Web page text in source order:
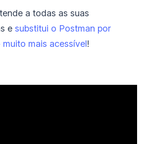
a todas as suas
esubstitui o Postman por
muito mais acessível!